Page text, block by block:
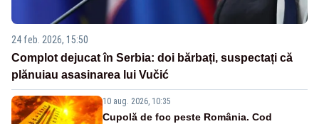
24 feb. 2026, 15:50
Complot dejucat în Serbia: doi bărbați, suspectați că
plănuiau asasinarea lui Vučić
10 aug. 2026, 10:35
Cupolă de foc peste România. Cod